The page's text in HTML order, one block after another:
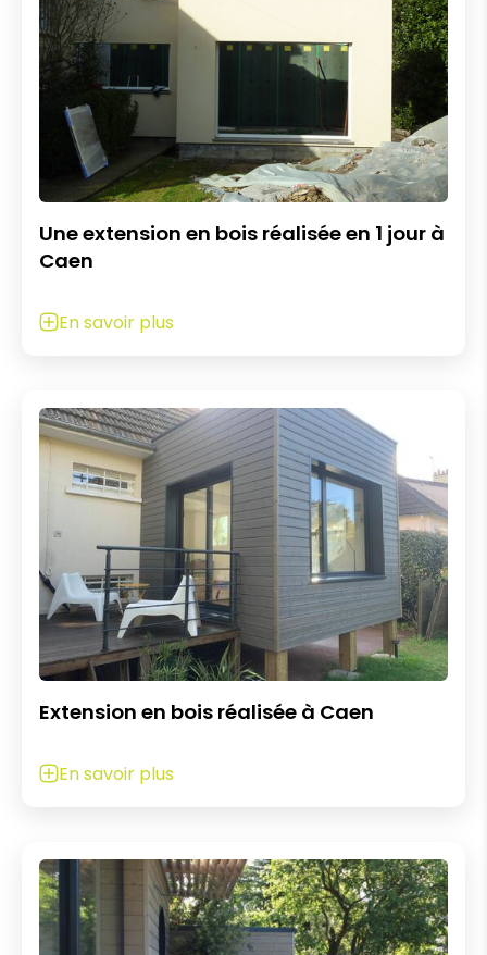
Une extension en bois réalisée en 1 jour à
Caen
En savoir plus
Extension en bois réalisée à Caen
En savoir plus